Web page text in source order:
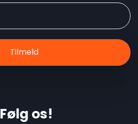
Følg os!